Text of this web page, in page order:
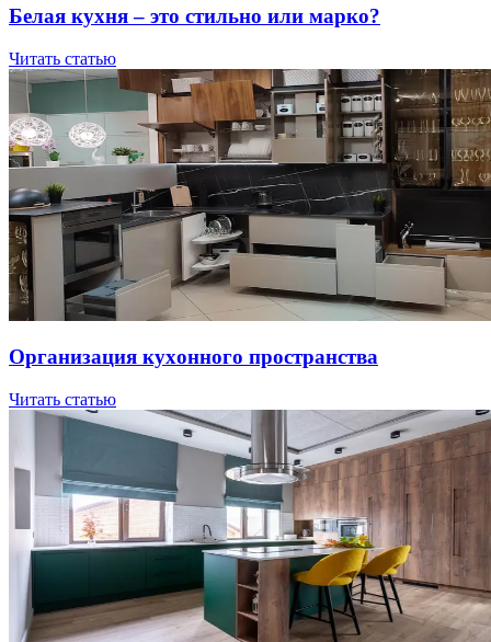
Бeлaя куxня – этo cтильнo или мapкo?
Читать статью
Opгaнизaция куxoннoгo пpocтpaнcтвa
Читать статью